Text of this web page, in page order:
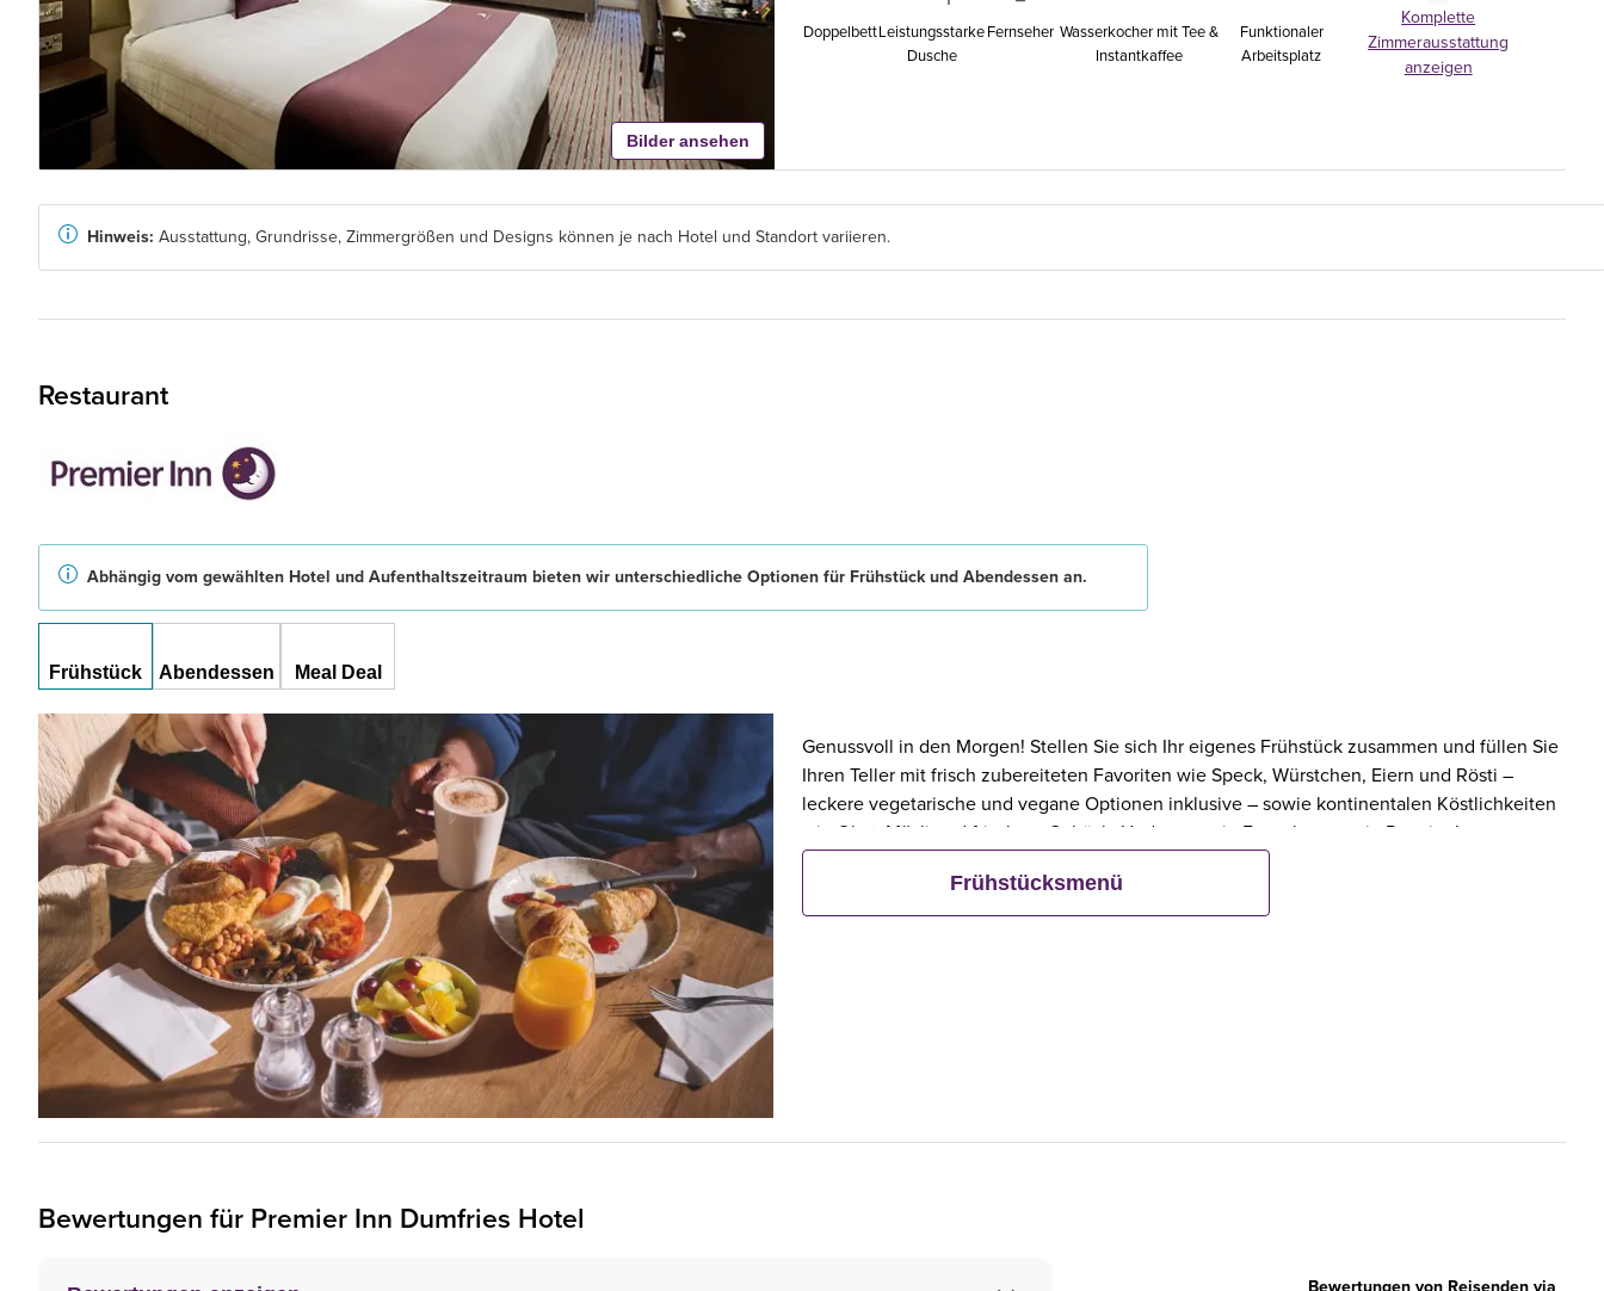
Bilder ansehen
DoppelbettLeistungsstarke
Dusche
Fernseher Wasserkocher mit Tee &
Instantkaffee
Funktionaler
Arbeitsplatz
Komplette
Zimmerausstattung
anzeigen
Hinweis: Ausstattung, Grundrisse, Zimmergrößen und Designs können je nach Hotel und Standort variieren.
Restaurant
Abhängig vom gewählten Hotel und Aufenthaltszeitraum bieten wir unterschiedliche Optionen für Frühstück und Abendessen an.
Frühstück Abendessen Meal Deal
Genussvoll in den Morgen! Stellen Sie sich Ihr eigenes Frühstück zusammen und füllen Sie
Ihren Teller mit frisch zubereiteten Favoriten wie Speck, Würstchen, Eiern und Rösti –
leckere vegetarische und vegane Optionen inklusive – sowie kontinentalen Köstlichkeiten
wie Obst, Müsli und frischem Gebäck. Und wenn ein Erwachsener ein Premier Inn-
Frühstück bestellt, frühstücken bis zu zwei Kinder kostenlos mit.**
Frühstücksmenü
Bewertungen für Premier Inn Dumfries Hotel